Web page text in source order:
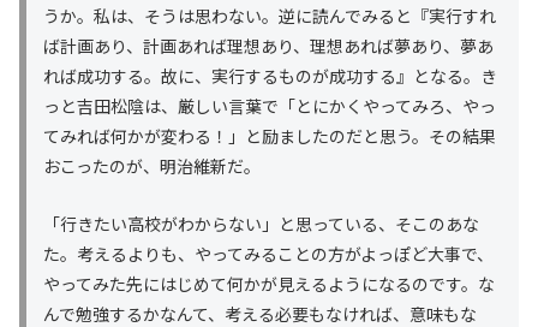
うか。私は、そうは思わない。逆に読んでみると『実行すれ
ば計画あり、計画あれば理想あり、理想あれば夢あり、夢あ
れば成功する。故に、実行するものが成功する』となる。き
っと吉田松陰は、厳しい言葉で「とにかくやってみろ、やっ
てみれば何かが変わる！」と励ましたのだと思う。その結果
おこったのが、明治維新だ。
「行きたい高校がわからない」と思っている、そこのあな
た。考えるよりも、やってみることの方がよっぽど大事で、
やってみた先にはじめて何かが見えるようになるのです。な
んで勉強するかなんて、考える必要もなければ、意味もな